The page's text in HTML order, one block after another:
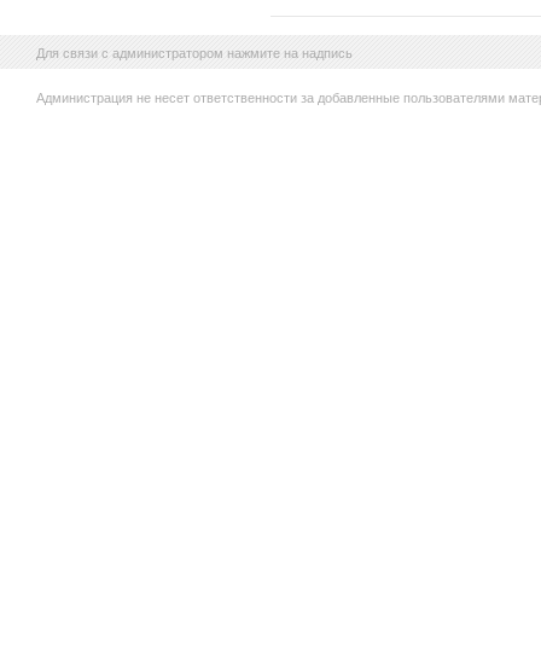
Для связи с администратором нажмите на надпись
Администрация не несет ответственности за добавленные пользователями